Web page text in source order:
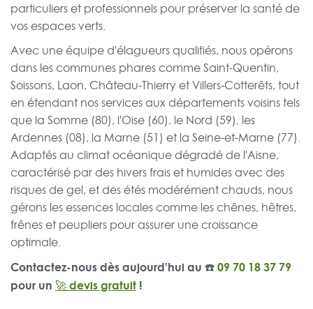
particuliers et professionnels pour préserver la santé de
vos espaces verts.
Avec une équipe d'élagueurs qualifiés, nous opérons
dans les communes phares comme Saint-Quentin,
Soissons, Laon, Château-Thierry et Villers-Cotterêts, tout
en étendant nos services aux départements voisins tels
que la Somme (80), l'Oise (60), le Nord (59), les
Ardennes (08), la Marne (51) et la Seine-et-Marne (77).
Adaptés au climat océanique dégradé de l'Aisne,
caractérisé par des hivers frais et humides avec des
risques de gel, et des étés modérément chauds, nous
gérons les essences locales comme les chênes, hêtres,
frênes et peupliers pour assurer une croissance
optimale.
Contactez-nous dès aujourd'hui au ☎️09 70 18 37 79
pour un 🚀 devis gratuit !